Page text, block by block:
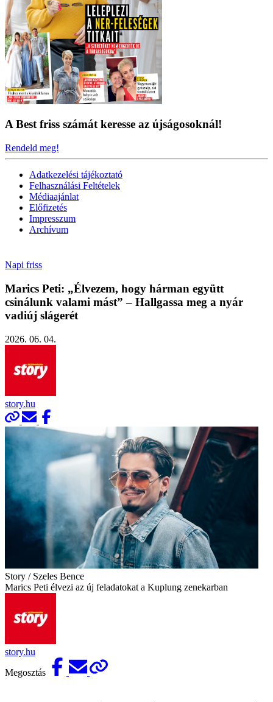
A Best friss számát keresse az újságosoknál!
Rendeld meg!
Adatkezelési tájékoztató
Felhasználási Feltételek
Médiaajánlat
Előfizetés
Impresszum
Archívum
Napi friss
Marics Peti: „Élvezem, hogy hárman együtt
csinálunk valami mást” – Hallgassa meg a nyár
vadiúj slágerét
2026. 06. 04.
story.hu
Story / Szeles Bence
Marics Peti élvezi az új feladatokat a Kuplung zenekarban
story.hu
Megosztás